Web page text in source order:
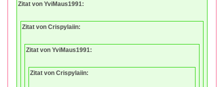
Zitat von YviMaus1991:
Zitat von Crispylaiin:
Zitat von YviMaus1991:
Zitat von Crispylaiin: